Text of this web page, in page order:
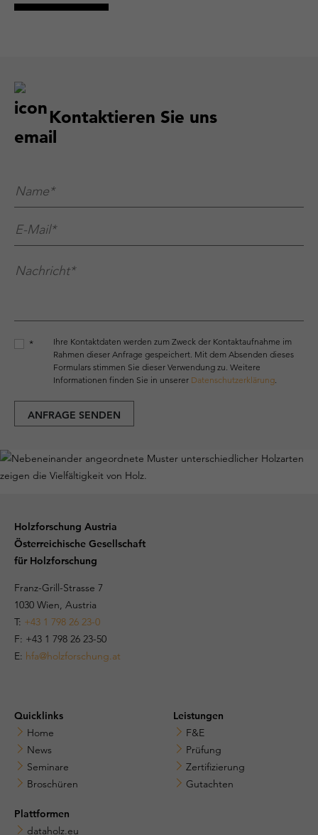
Kontaktieren Sie uns
Name**
E-Mail**
Nachricht**
*
Ihre Kontaktdaten werden zum Zweck der Kontaktaufnahme im
Rahmen dieser Anfrage gespeichert. Mit dem Absenden dieses
Formulars stimmen Sie dieser Verwendung zu. Weitere
Informationen finden Sie in unserer Datenschutzerklärung.
ANFRAGE SENDEN
Holzforschung Austria
Österreichische Gesellschaft
für Holzforschung
Franz-Grill-Strasse 7
1030 Wien, Austria
T: +43 1 798 26 23-0
​​F: +43 1 798 26 23-50
E: hfa@holzforschung.at
Quicklinks
Home
News
Seminare
Broschüren
Leistungen
F&E
Prüfung
Zertifizierung
Gutachten
Plattformen
dataholz.eu